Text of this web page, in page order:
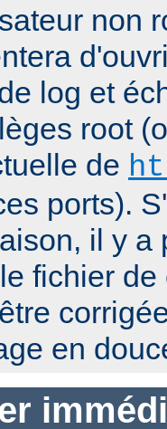
non
log et
root
de
ports).
il y a
fichier
en